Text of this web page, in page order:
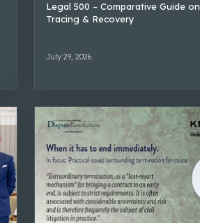
Legal 500 – Comparative Guide
Tracing & Recovery
July 29, 2026